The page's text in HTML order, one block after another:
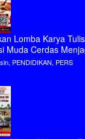
Lomba Karya
Muda Cerdas
PENDIDIKAN, PERS